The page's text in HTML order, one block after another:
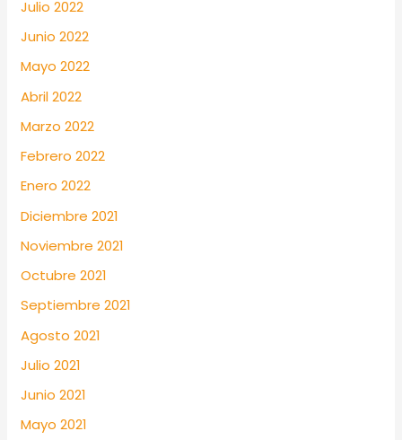
Julio 2022
Junio 2022
Mayo 2022
Abril 2022
Marzo 2022
Febrero 2022
Enero 2022
Diciembre 2021
Noviembre 2021
Octubre 2021
Septiembre 2021
Agosto 2021
Julio 2021
Junio 2021
Mayo 2021